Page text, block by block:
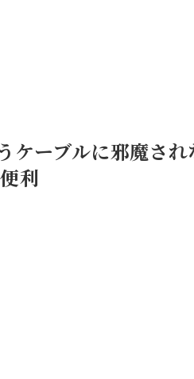
ーブルに邪魔され
利